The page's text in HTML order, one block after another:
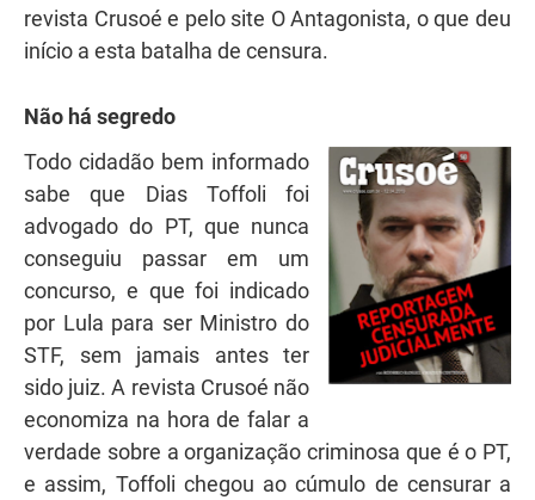
revista Crusoé e pelo site O Antagonista, o que deu
início a esta batalha de censura.
Não há segredo
Todo cidadão bem informado
sabe que Dias Toffoli foi
advogado do PT, que nunca
conseguiu passar em um
concurso, e que foi indicado
por Lula para ser Ministro do
STF, sem jamais antes ter
sido juiz. A revista Crusoé não
economiza na hora de falar a
verdade sobre a organização criminosa que é o PT,
e assim, Toffoli chegou ao cúmulo de censurar a